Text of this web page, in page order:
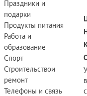
Праздники и
подарки
Продукты питания
Работа и
образование
Спорт
Строительствои
ремонт
Телефоны и связь